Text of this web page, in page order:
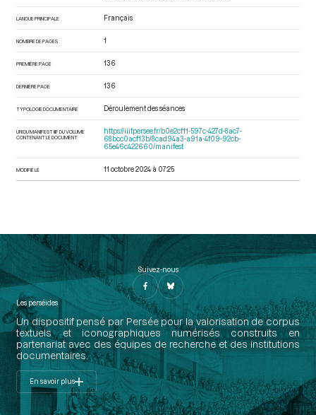
LANGUE PRINCIPALE Français
NOMBRE DE PAGES 1
PREMIÈRE PAGE 136
DERNIÈRE PAGE 136
TYPOLOGIE DOCUMENTAIRE Déroulement des séances
URI DU MANIFEST IIIF DU VOLUME
CONTENANT LE DOCUMENT
https://iiif.persee.fr/b0e2cf11-597c-427d-8ac7-
68bcc0acf13b/8cad94a3-a91a-4f09-92cb-
65e46c422660/manifest
MODIFIÉ LE 11 octobre 2024 à 07:25
Suivez-nous
Les perséides
Un dispositif pensé par Persée pour la valorisation de corpus
textuels et iconographiques numérisés construits en
partenariat avec des équipes de recherche et des institutions
documentaires.
En savoir plus